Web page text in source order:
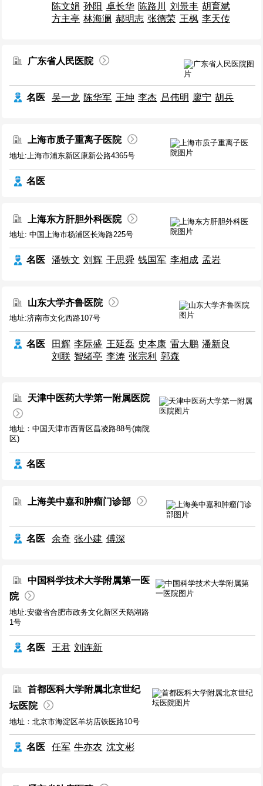
陈文娟 孙阳 卓长华 陈路川 刘景丰 胡育斌
方主亭 林海澜 郝明志 张德荣 王枫 李天传
广东省人民医院
名医 吴一龙 陈华军 王坤 李杰 吕伟明 廖宁 胡兵
上海市质子重离子医院
地址:上海市浦东新区康新公路4365号
名医
上海东方肝胆外科医院
地址: 中国上海市杨浦区长海路225号
名医 潘铁文 刘辉 干思舜 钱国军 李相成 孟岩
山东大学齐鲁医院
地址:济南市文化西路107号
名医 田辉 李际盛 王延磊 史本康 雷大鹏 潘新良
刘联 智绪亭 李涛 张宗利 郭森
天津中医药大学第一附属医院
地址：中国天津市西青区昌凌路88号(南院
区)
名医
上海美中嘉和肿瘤门诊部
名医 余奇 张小建 傅深
中国科学技术大学附属第一医
院
地址:安徽省合肥市政务文化新区天鹅湖路
1号
名医 王君 刘连新
首都医科大学附属北京世纪
坛医院
地址：北京市海淀区羊坊店铁医路10号
名医 任军 牛亦农 沈文彬